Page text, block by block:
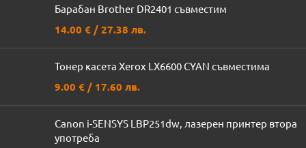
Барабан Brother DR2401 съвместим
14.00 € / 27.38 лв.
Тонер касета Xerox LX6600 CYAN съвместима
9.00 € / 17.60 лв.
Canon i-SENSYS LBP251dw, лазерен принтер втора
употреба